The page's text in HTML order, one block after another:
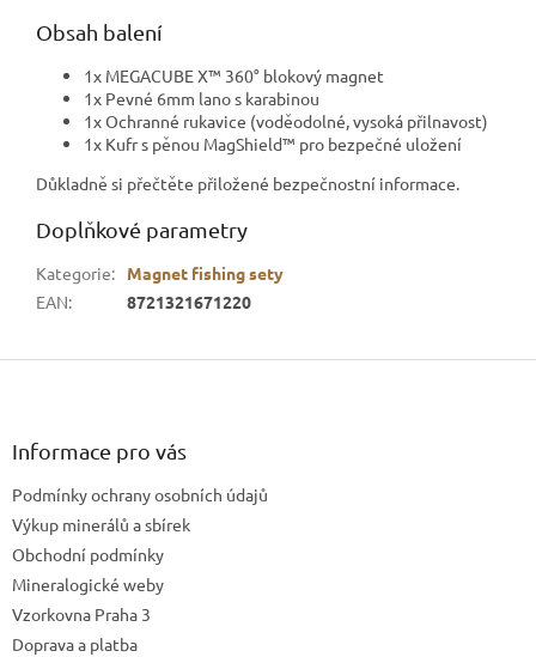
Obsah balení
1x MEGACUBE X™ 360° blokový magnet
1x Pevné 6mm lano s karabinou
1x Ochranné rukavice (voděodolné, vysoká přilnavost)
1x Kufr s pěnou MagShield™ pro bezpečné uložení
Důkladně si přečtěte přiložené bezpečnostní informace.
Doplňkové parametry
Kategorie:
Magnet fishing sety
EAN: 8721321671220
Informace pro vás
Podmínky ochrany osobních údajů
Výkup minerálů a sbírek
Obchodní podmínky
Mineralogické weby
Vzorkovna Praha 3
Doprava a platba